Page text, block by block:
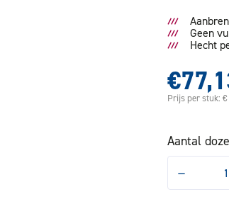
Geen
Hecht
Prijs per stuk:
Aantal
Hoeveelheid